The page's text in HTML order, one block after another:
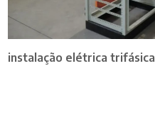
instalação elétrica trifásica